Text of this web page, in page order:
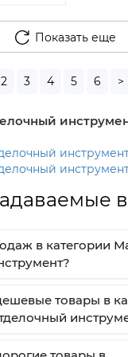
Показать еще
2 3 4 5 6 >
в категории
товары в